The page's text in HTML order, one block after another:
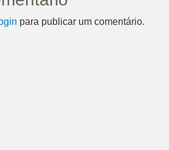
para publicar um comentário.